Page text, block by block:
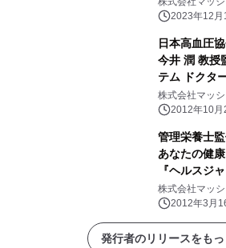
2023年12月
日本高血圧
今井 潤 教
テム ドクタ
カーボ編～
株式会社マッ
2012年10月
管理栄養士
あなたの健
『ヘルスジ
株式会社マッ
2012年3月
発行者のリリースをも